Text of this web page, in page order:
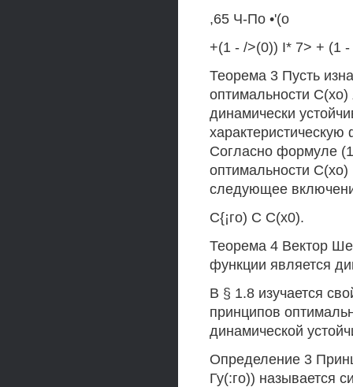
,65 Ч-По •'(о
+(1 - />(0)) I* 7> + (1
Теорема 3 Пусть
оптимальности
динамически
Согласно формуле
оптимальности
следующее
С{¡го) С С(х0).
Теорема 4 Вектор
функции является
В § 1.8 изучается
принципов
динамической
Определение 3
Гу(:го)) называется